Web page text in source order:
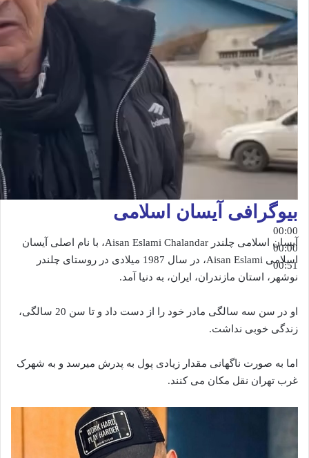
00:00
00:00
00:51
بیوگرافی آیسان اسلامی
آیسان اسلامی چلندر Aisan Eslami Chalandar، با نام اصلی آیسان
اسلامی Aisan Eslami، در سال 1987 میلادی در روستای چلندر
نوشهر، استان مازندران، ایران، به دنیا آمد.
او در سن سه سالگی مادر خود را از دست داد و تا سن 20 سالگی،
زندگی خوبی نداشت.
اما به صورت ناگهانی مقدار زیادی پول به پدرش میرسد و به شهرک
غرب تهران نقل مکان می کنند.